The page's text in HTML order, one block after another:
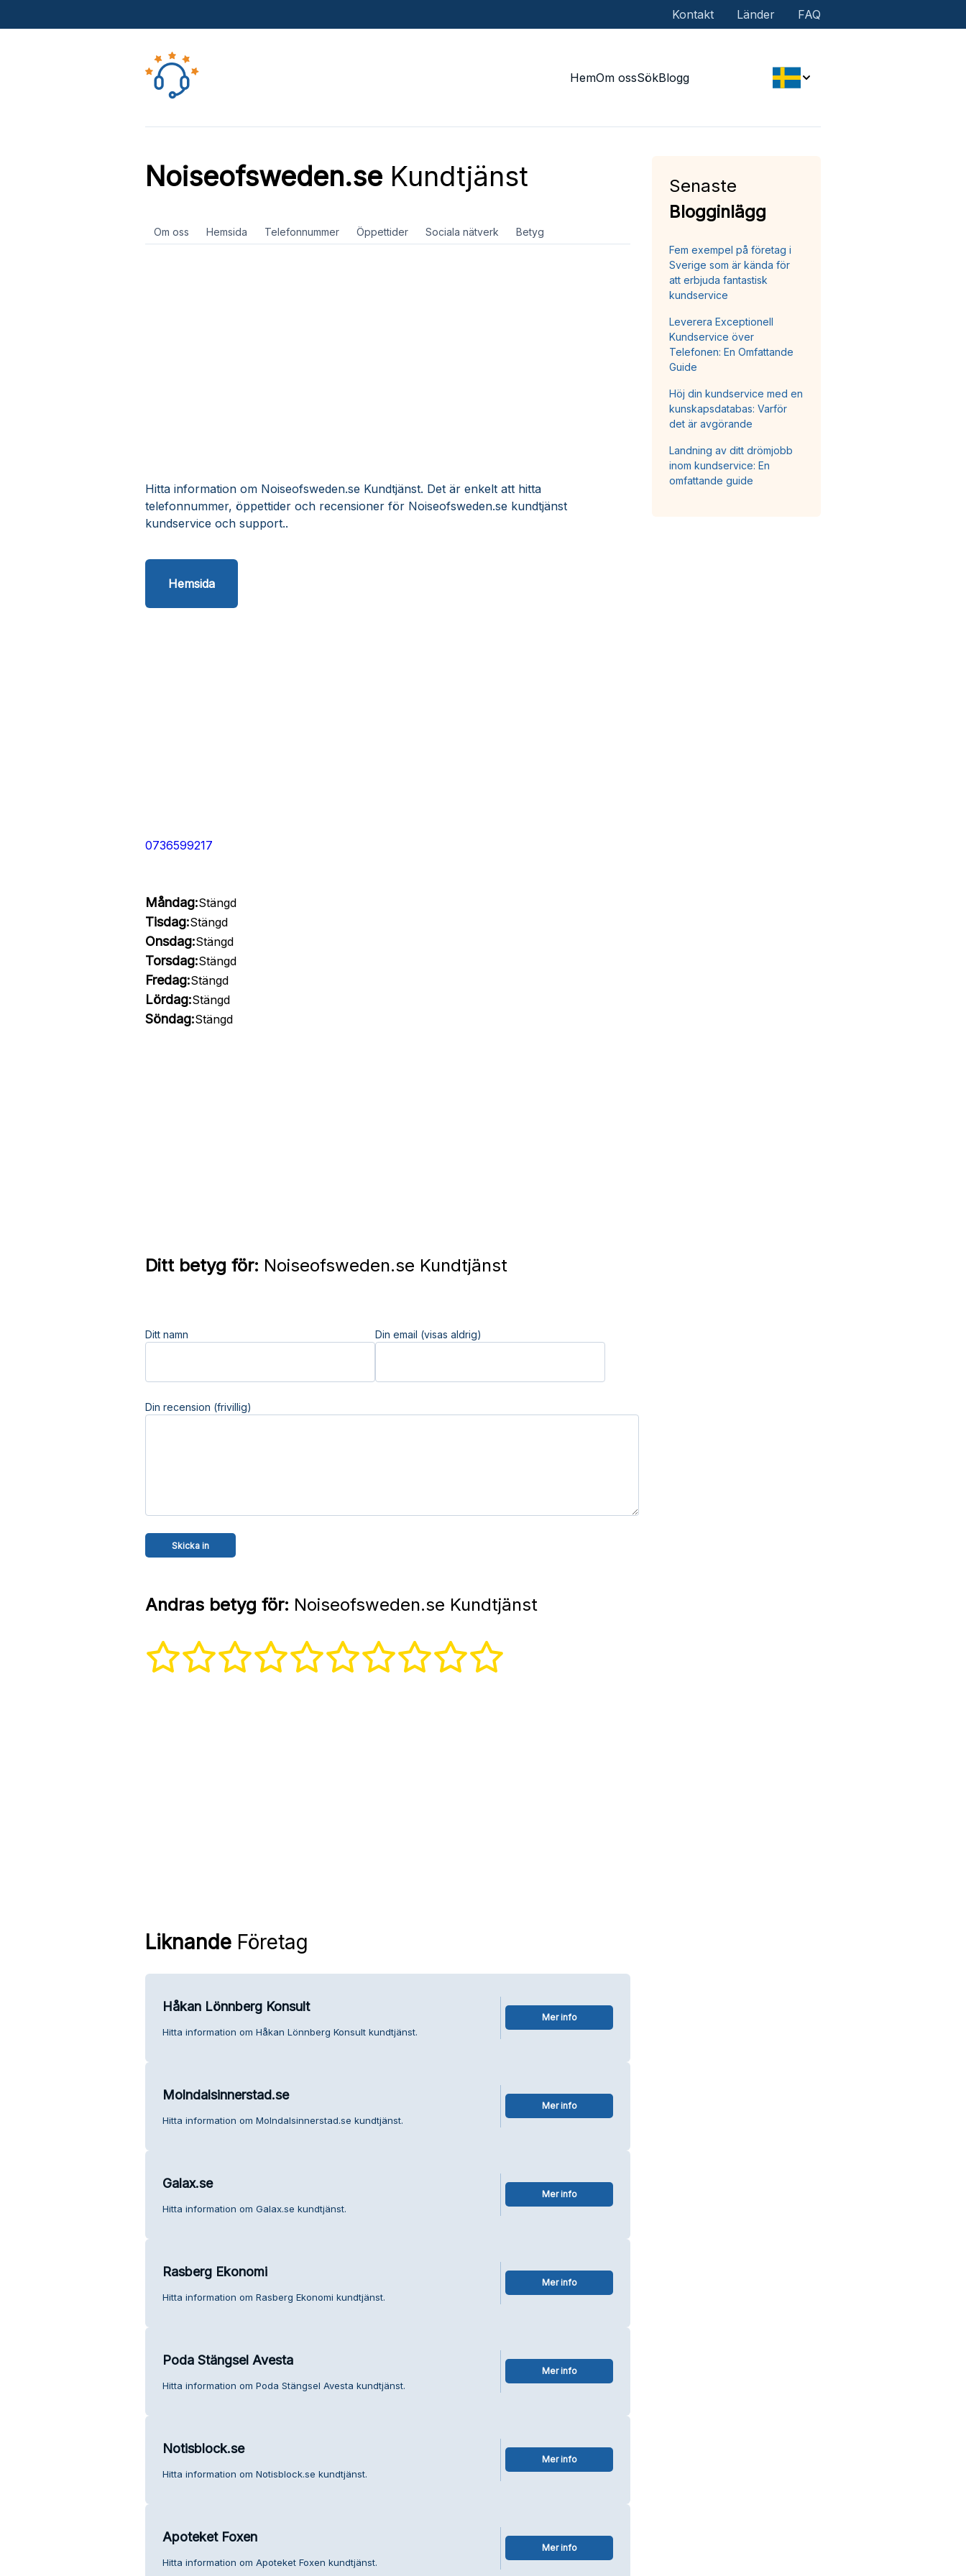
Kontakt Länder FAQ
HemOm ossSökBlogg
Noiseofsweden.seKundtjänst
Om oss Hemsida Telefonnummer Öppettider Sociala nätverk Betyg
Hitta information om Noiseofsweden.se Kundtjänst. Det är enkelt att hitta
telefonnummer, öppettider och recensioner för Noiseofsweden.se kundtjänst
kundservice och support..
Hemsida
0736599217
Måndag:Stängd
Tisdag:Stängd
Onsdag:Stängd
Torsdag:Stängd
Fredag:Stängd
Lördag:Stängd
Söndag:Stängd
Ditt betyg för: Noiseofsweden.se Kundtjänst
Ditt namn Din email (visas aldrig)
Din recension (frivillig)
Andras betyg för: Noiseofsweden.se Kundtjänst
LiknandeFöretag
Håkan Lönnberg Konsult
Hitta information om Håkan Lönnberg Konsult kundtjänst.
Mer info
Molndalsinnerstad.se
Hitta information om Molndalsinnerstad.se kundtjänst.
Mer info
Galax.se
Hitta information om Galax.se kundtjänst.
Mer info
Rasberg Ekonomi
Hitta information om Rasberg Ekonomi kundtjänst.
Mer info
Poda Stängsel Avesta
Hitta information om Poda Stängsel Avesta kundtjänst.
Mer info
Notisblock.se
Hitta information om Notisblock.se kundtjänst.
Mer info
Apoteket Foxen
Hitta information om Apoteket Foxen kundtjänst.
Mer info
Senaste
Blogginlägg
Fem exempel på företag i
Sverige som är kända för
att erbjuda fantastisk
kundservice
Leverera Exceptionell
Kundservice över
Telefonen: En Omfattande
Guide
Höj din kundservice med en
kunskapsdatabas: Varför
det är avgörande
Landning av ditt drömjobb
inom kundservice: En
omfattande guide